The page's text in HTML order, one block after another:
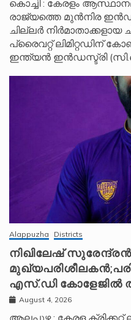
കൊച്ചി : കേരളം
രാജ്യത്തെ മുൻനിര
ചില്ലർ
പ്രൈവറ്റ്
ഇന്ത്യൻ ഇൻഡസ്ട്രി
Alappuzha Districts
നിഖിലേഷ് സുരേന്ദ്രൻ
എസ്.ഡി കോളേജിൽ
August 4, 2026
ആലപ്പുഴ : കേരള